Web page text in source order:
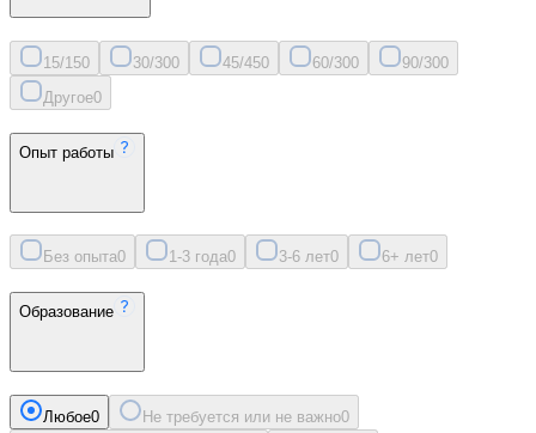
15/150 30/300 45/450 60/300 90/300
Другое0
Опыт работы
Без опыта0 1-3 года0 3-6 лет0 6+ лет0
Образование
Любое0 Не требуется или не важно0